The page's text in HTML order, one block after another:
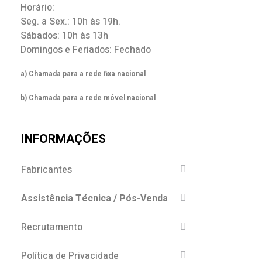
Horário:
Seg. a Sex.: 10h às 19h.
Sábados: 10h às 13h
Domingos e Feriados: Fechado
a) Chamada para a rede fixa nacional
b) Chamada para a rede móvel nacional
INFORMAÇÕES
Fabricantes
Assistência Técnica / Pós-Venda
Recrutamento
Política de Privacidade